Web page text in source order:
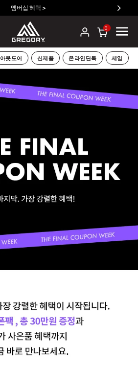
멤버십 혜택 >
0
아웃도어 신제품 온라인단독 세일